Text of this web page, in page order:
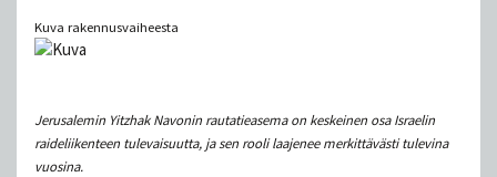
Kuva rakennusvaiheesta
Jerusalemin Yitzhak Navonin rautatieasema on keskeinen osa Israelin
raideliikenteen tulevaisuutta, ja sen rooli laajenee merkittävästi tulevina
vuosina.